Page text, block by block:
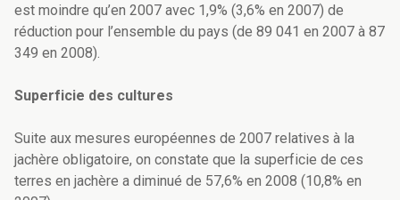
est moindre qu’en 2007 avec 1,9% (3,6% en 2007) de
réduction pour l’ensemble du pays (de 89 041 en 2007 à 87
349 en 2008).
Superficie des cultures
Suite aux mesures européennes de 2007 relatives à la
jachère obligatoire, on constate que la superficie de ces
terres en jachère a diminué de 57,6% en 2008 (10,8% en